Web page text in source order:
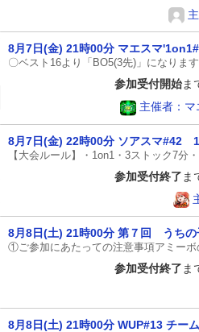
8月7日(金) 21時00分 マエスマ
参加受付開始ま
主催者：
8月7日(金) 22時00分 ソアスマ#42
参加受付終了 ま
8月8日(土) 21時00分 第７回 うちの
参加受付終了 ま
8月8日(土) 21時00分 WUP#13 チー